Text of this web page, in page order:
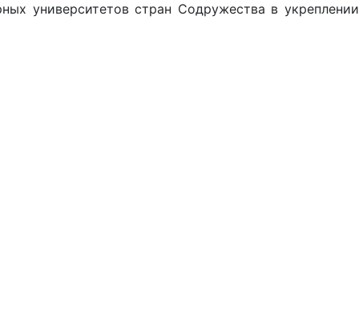
университетов стран Содружества в укреплении